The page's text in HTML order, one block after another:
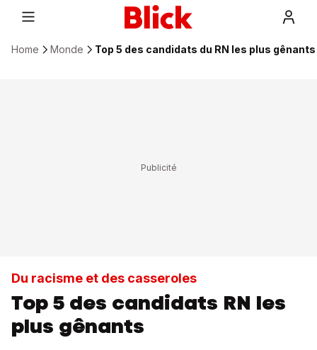
Home Monde Top 5 des candidats du RN les plus gênants
Du racisme et des casseroles
Top 5 des candidats RN les
plus gênants